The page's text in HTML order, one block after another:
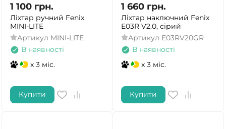
1 100 грн.
Ліхтар ручний Fenix
MINI-LITE
Артикул MINI-LITE
В наявності
x 3 міс.
Купити
1 660 грн.
Ліхтар наключний Fenix
E03R V2.0, сірий
Артикул E03RV20GR
В наявності
x 3 міс.
Купити